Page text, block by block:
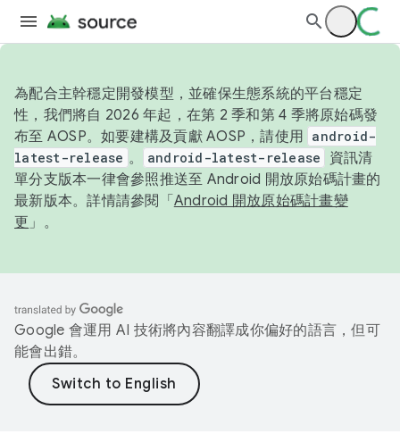
為配合主幹穩定開發模型，並確保生態系統的平台穩定
性，我們將自 2026 年起，在第 2 季和第 4 季將原始碼發
布至 AOSP。如要建構及貢獻 AOSP，請使用 android-
latest-release 。 android-latest-release
資訊清
單分支版本一律會參照推送至 Android 開放原始碼計畫的
最新版本。詳情請參閱「 Android 開放原始碼計畫變
更 」。
Google 會運用 AI 技術將內容翻譯成你偏好的語言，但可
能會出錯。